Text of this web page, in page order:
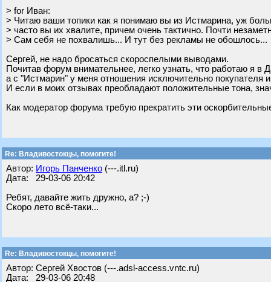
> for Иван:
> Читаю ваши топики как я понимаю вы из Истмарина, уж
> часто вы их хвалите, причем очень тактично. Почти
> Сам себя не похвалишь... И тут без рекламы не обошлось...
Сергей, не надо бросаться скороспелыми выводами.
Почитав форум внимательнее, легко узнать, что работаю я в
а с "Истмарин" у меня отношения исключительно покупателя
И если в моих отзывах преобладают положительные тона,
Как модератор форума требую прекратить эти
Re: Владивостокцы, помогите!
Автор: Игорь Панченко (---.itl.ru)
Дата: 29-03-06 20:42
Ребят, давайте жить дружно, а? ;-)
Скоро лето всё-таки...
Re: Владивостокцы, помогите!
Автор: Сергей Хвостов (---.adsl-access.vntc.ru)
Дата: 29-03-06 20:48